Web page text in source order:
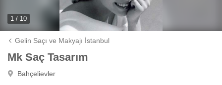
1 / 10
Gelin Saçı ve Makyajı İstanbul
Mk Saç Tasarım
Bahçelievler